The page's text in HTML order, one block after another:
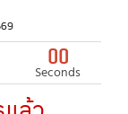
00
Seconds